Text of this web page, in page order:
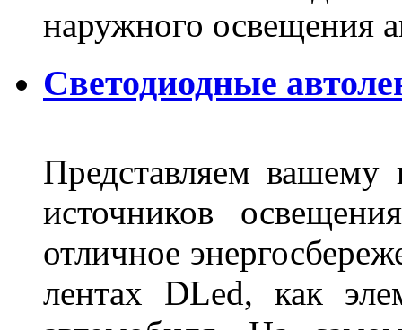
наружного освещения
Светодиодные
Представляем
источников
отличное
лентах DLed, как